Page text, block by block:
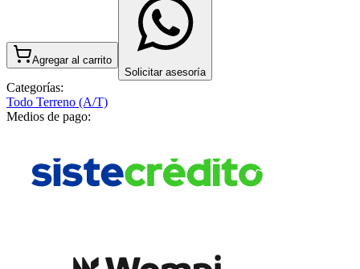
Agregar al carrito
Solicitar asesoría
Categorías:
Todo Terreno (A/T)
Medios de pago: